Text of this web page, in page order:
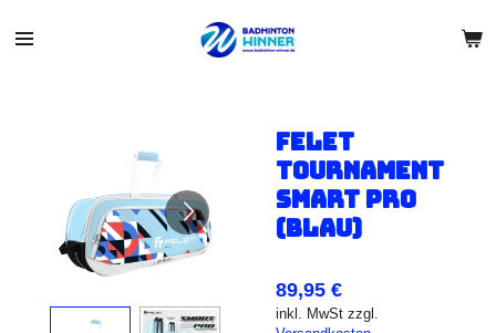
Hauptinhalt
Felet
Tournament
Smart Pro
(Blau)
89,95 €
inkl. MwSt zzgl.